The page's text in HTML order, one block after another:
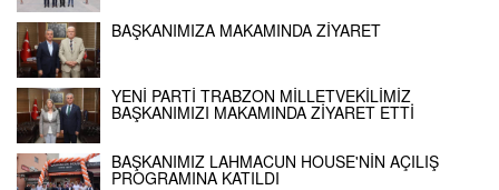
BAŞKANIMIZA MAKAMINDA ZİYARET
YENİ PARTİ TRABZON MİLLETVEKİLİMİZ
BAŞKANIMIZI MAKAMINDA ZİYARET ETTİ
BAŞKANIMIZ LAHMACUN HOUSE'NİN AÇILIŞ
PROGRAMINA KATILDI